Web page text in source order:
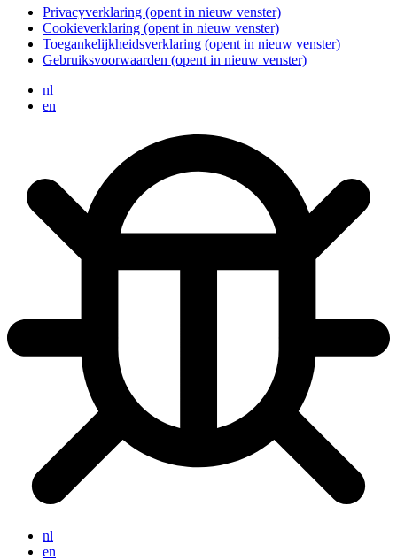
Privacyverklaring (opent in nieuw venster)
Cookieverklaring (opent in nieuw venster)
Toegankelijkheidsverklaring (opent in nieuw venster)
Gebruiksvoorwaarden (opent in nieuw venster)
nl
en
nl
en